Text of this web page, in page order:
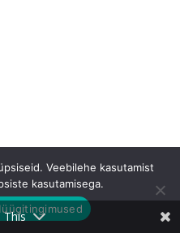
This
Veebilehe kasutamist
kasutamisega.